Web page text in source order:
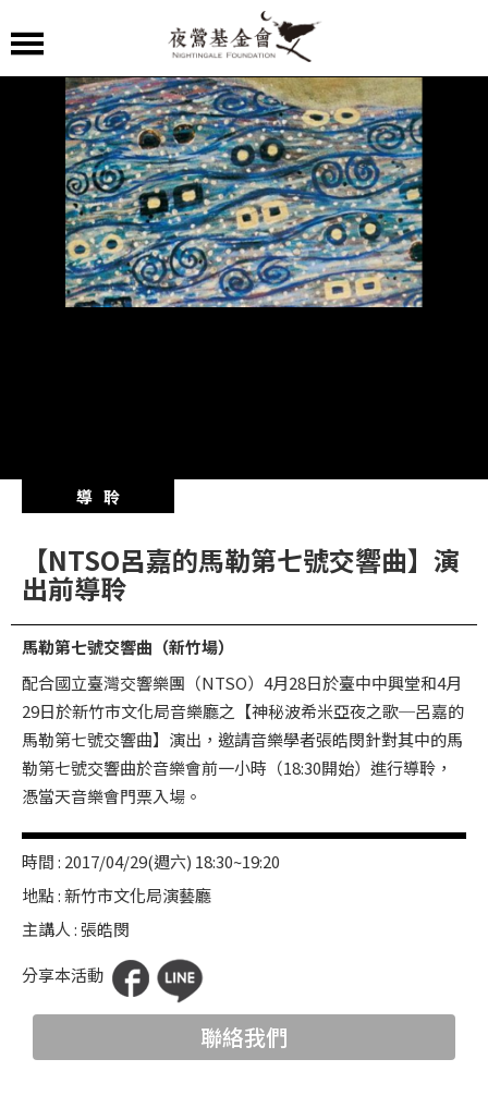
華
納
圖
書
館
講
師
與
藝
術
家
夜
鶯
百
導聆
【NTSO呂嘉的馬勒第七號交響曲】演
出前導聆
馬勒第七號交響曲（新竹場）
配合國立臺灣交響樂團（NTSO）4月28日於臺中中興堂和4月
29日於新竹市文化局音樂廳之【神秘波希米亞夜之歌─呂嘉的
馬勒第七號交響曲】演出，邀請音樂學者張皓閔針對其中的馬
勒第七號交響曲於音樂會前一小時（18:30開始）進行導聆，
憑當天音樂會門票入場。
時間 : 2017/04/29(週六) 18:30~19:20
地點 : 新竹市文化局演藝廳
主講人 : 張皓閔
分享本活動
聯絡我們